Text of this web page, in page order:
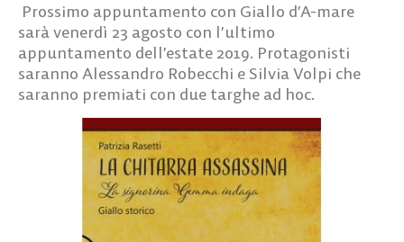
Prossimo appuntamento con Giallo d’A-mare
sarà venerdì 23 agosto con l’ultimo
appuntamento dell’estate 2019. Protagonisti
saranno Alessandro Robecchi e Silvia Volpi che
saranno premiati con due targhe ad hoc.